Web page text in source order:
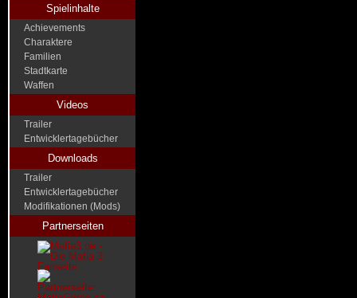
Spielinhalte
Achievements
Charaktere
Familien
Stadtkarte
Waffen
Videos
Trailer
Entwicklertagebücher
Downloads
Trailer
Entwicklertagebücher
Modifikationen (Mods)
Partnerseiten